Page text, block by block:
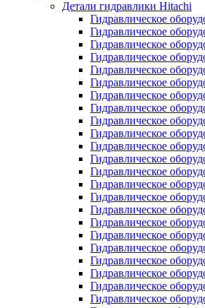
Детали гидравлики Hitachi
Гидравлическое
Гидравлическое
Гидравлическое
Гидравлическое
Гидравлическое
Гидравлическое
Гидравлическое
Гидравлическое
Гидравлическое
Гидравлическое
Гидравлическое
Гидравлическое
Гидравлическое
Гидравлическое
Гидравлическое
Гидравлическое
Гидравлическое
Гидравлическое
Гидравлическое
Гидравлическое
Гидравлическое
Гидравлическое
Гидравлическое